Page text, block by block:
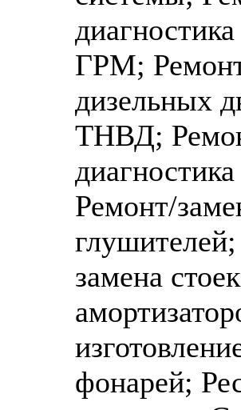
ГРМ;
дизельных
ТНВД;
Ремонт/
замена
фонарей;